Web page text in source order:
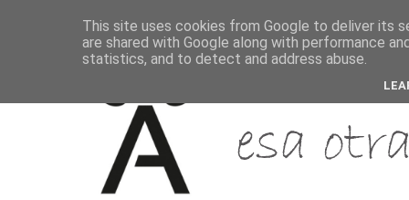
This site uses cookies from Google to deliver its
are shared with Google along with performance
statistics, and to detect and address abuse.